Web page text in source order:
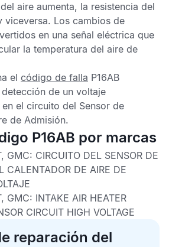
aire aumenta, la resistencia del
viceversa. Los cambios de
en una señal eléctrica que
la temperatura del aire de
el código de falla P16AB
de un voltaje
el circuito del Sensor de
de Admisión.
P16AB por marcas
GMC: CIRCUITO DEL SENSOR DE
CALENTADOR DE AIRE DE
GMC: INTAKE AIR HEATER
CIRCUIT HIGH VOLTAGE
reparación del